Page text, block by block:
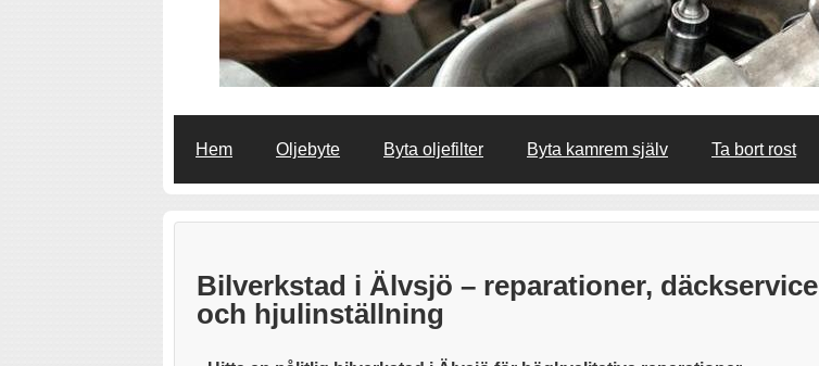
Hem Oljebyte Byta oljefilter Byta kamrem själv Ta bort rost
Bilverkstad i Älvsjö – reparationer, däckservice
och hjulinställning